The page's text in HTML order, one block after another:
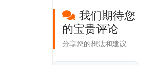
我们期待您
的宝贵评论 ——
分享您的想法和建议